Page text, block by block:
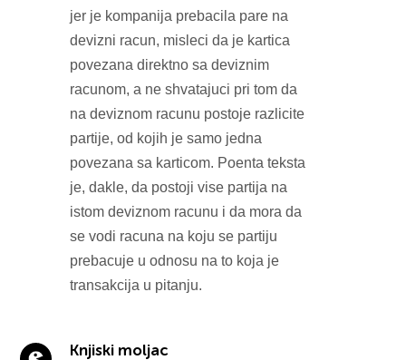
jer je kompanija prebacila pare na
devizni racun, misleci da je kartica
povezana direktno sa deviznim
racunom, a ne shvatajuci pri tom da
na deviznom racunu postoje razlicite
partije, od kojih je samo jedna
povezana sa karticom. Poenta teksta
je, dakle, da postoji vise partija na
istom deviznom racunu i da mora da
se vodi racuna na koju se partiju
prebacuje u odnosu na to koja je
transakcija u pitanju.
Knjiski moljac